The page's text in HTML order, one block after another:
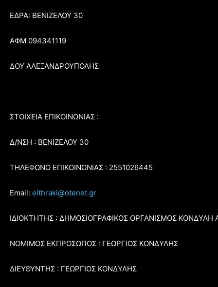
ΕΔΡΑ: ΒΕΝΙΖΕΛΟΥ 30
ΑΦΜ 094341119
ΔΟΥ ΑΛΕΞΑΝΔΡΟΥΠΟΛΗΣ
ΣΤΟΙΧΕΙΑ ΕΠΙΚΟΙΝΩΝΙΑΣ :
Δ/ΝΣΗ : ΒΕΝΙΖΕΛΟΥ 30
ΤΗΛΕΦΩΝΟ ΕΠΙΚΟΙΝΩΝΙΑΣ : 2551026445
Email: elthraki@otenet.gr
ΙΔΙΟΚΤΗΤΗΣ : ΔΗΜΟΣΙΟΓΡΑΦΙΚΟΣ ΟΡΓΑΝΙΣΜΟΣ ΚΟΝΔΥΛΗ
ΝΟΜΙΜΟΣ ΕΚΠΡΟΣΩΠΟΣ : ΓΕΩΡΓΙΟΣ ΚΟΝΔΥΛΗΣ
ΔΙΕΥΘΥΝΤΗΣ : ΓΕΩΡΓΙΟΣ ΚΟΝΔΥΛΗΣ